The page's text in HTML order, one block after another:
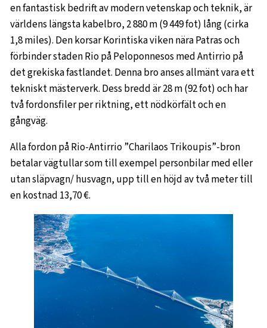
en fantastisk bedrift av modern vetenskap och teknik, är
världens längsta kabelbro, 2 880 m (9 449 fot) lång (cirka
1,8 miles). Den korsar Korintiska viken nära Patras och
förbinder staden Rio på Peloponnesos med Antirrio på
det grekiska fastlandet. Denna bro anses allmänt vara ett
tekniskt mästerverk. Dess bredd är 28 m (92 fot) och har
två fordonsfiler per riktning, ett nödkörfält och en
gångväg.
Alla fordon på Rio-Antirrio ”Charilaos Trikoupis”-bron
betalar vägtullar som till exempel personbilar med eller
utan släpvagn/ husvagn, upp till en höjd av två meter till
en kostnad 13,70 €.